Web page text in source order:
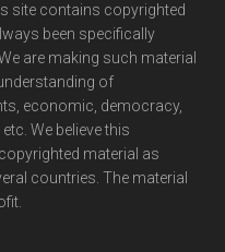
site contains copyrighted
been specifically
are making such material
of
economic, democracy,
We believe this
material as
countries. The material